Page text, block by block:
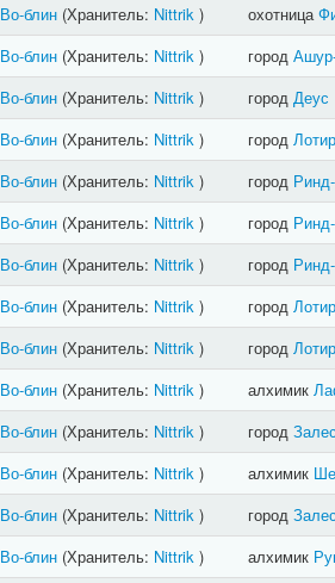
Во-блин(Хранитель: Nittrik ) охотница
Во-блин(Хранитель: Nittrik ) город
Во-блин(Хранитель: Nittrik ) город Деус
Во-блин(Хранитель: Nittrik ) город
Во-блин(Хранитель: Nittrik ) город
Во-блин(Хранитель: Nittrik ) город
Во-блин(Хранитель: Nittrik ) город
Во-блин(Хранитель: Nittrik ) город
Во-блин(Хранитель: Nittrik ) город
Во-блин(Хранитель: Nittrik ) алхимик
Во-блин(Хранитель: Nittrik ) город
Во-блин(Хранитель: Nittrik ) алхимик
Во-блин(Хранитель: Nittrik ) город
Во-блин(Хранитель: Nittrik ) алхимик